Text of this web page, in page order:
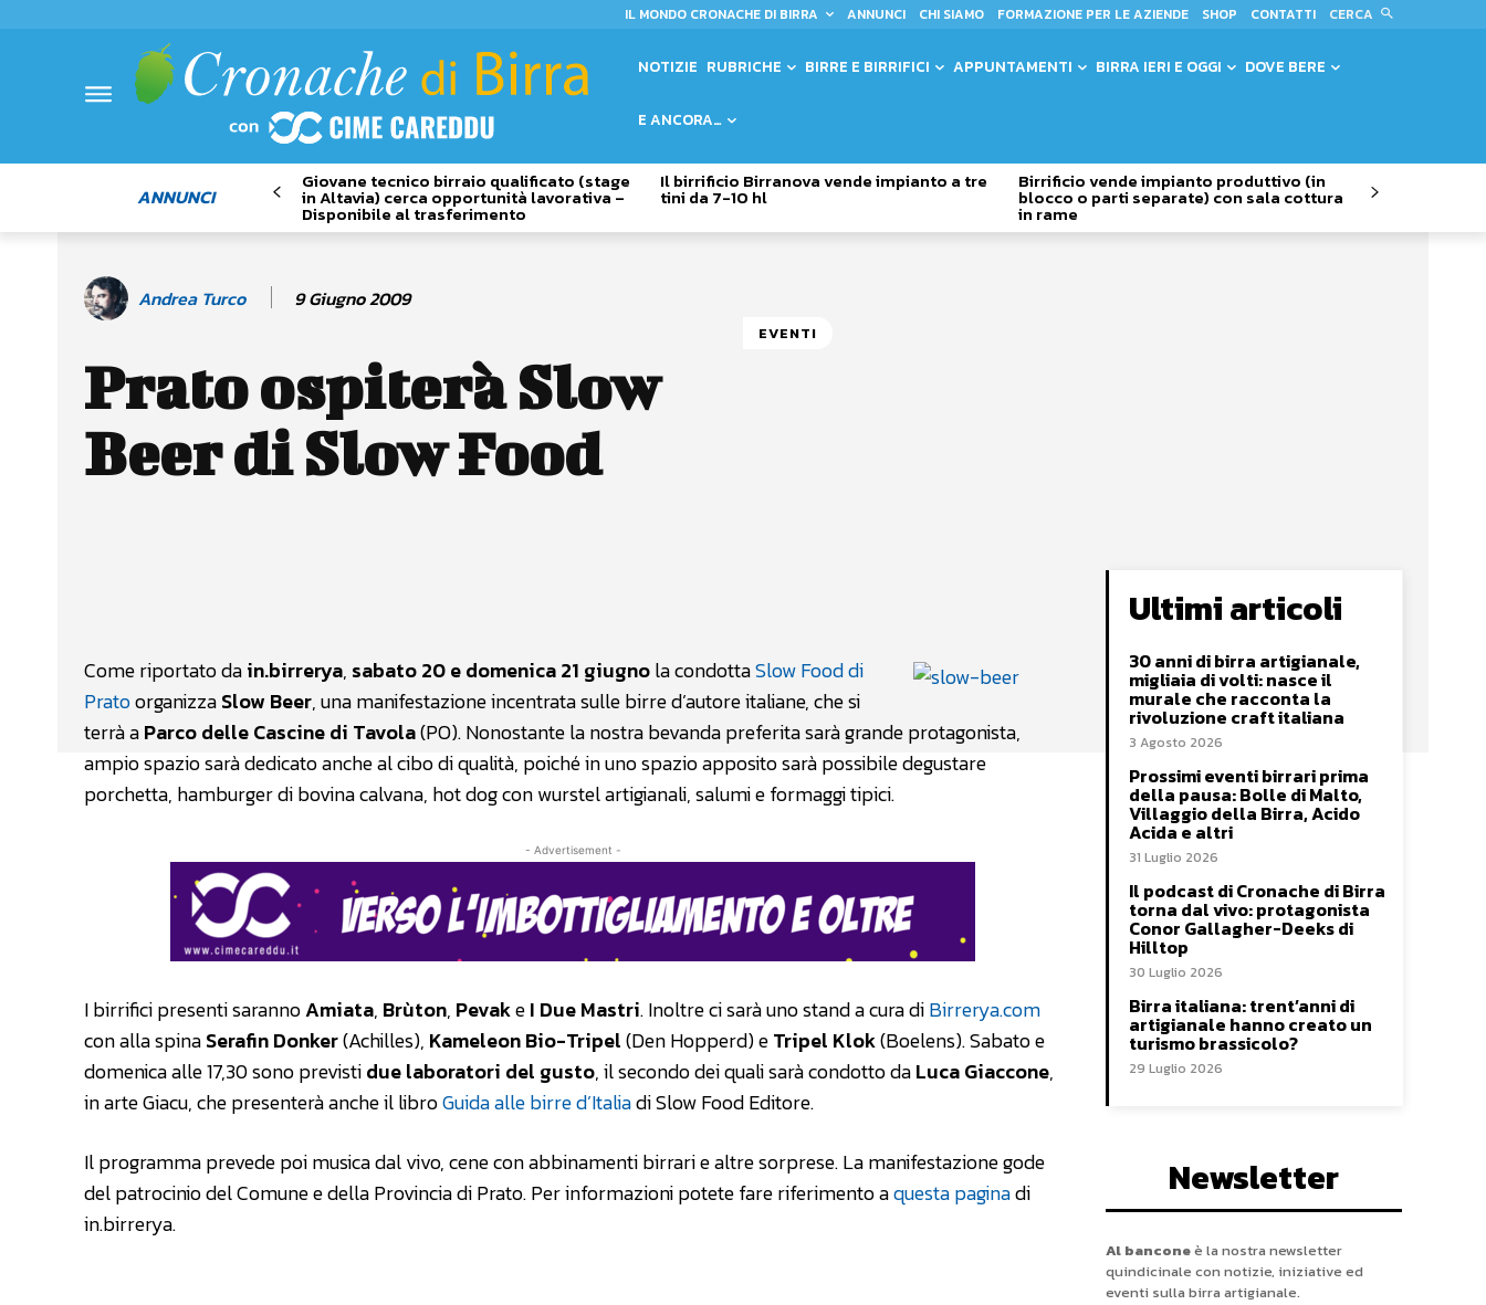
IL MONDO CRONACHE DI BIRRA ANNUNCI CHI SIAMO FORMAZIONE PER LE AZIENDE SHOP CONTATTI CERCA
NOTIZIE RUBRICHE BIRRE E BIRRIFICI APPUNTAMENTI BIRRA IERI E OGGI DOVE BERE
E ANCORA…
ANNUNCI
Giovane tecnico birraio qualificato (stage
in Altavia) cerca opportunità lavorativa –
Disponibile al trasferimento
Il birrificio Birranova vende impianto a tre
tini da 7-10 hl
Birrificio vende impianto produttivo (in
blocco o parti separate) con sala cottura
in rame
Andrea Turco 9 Giugno 2009
Prato ospiterà Slow
Beer di Slow Food
EVENTI
Come riportato dain.birrerya, sabato 20 e domenica 21 giugnola condottaSlow Food di
PratoorganizzaSlow Beer, una manifestazione incentrata sulle birre d’autore italiane, che si
terrà aParco delle Cascine di Tavola(PO). Nonostante la nostra bevanda preferita sarà grande protagonista,
ampio spazio sarà dedicato anche al cibo di qualità, poiché in uno spazio apposito sarà possibile degustare
porchetta, hamburger di bovina calvana, hot dog con wurstel artigianali, salumi e formaggi tipici.
- Advertisement -
I birrifici presenti sarannoAmiata, Brùton, PevakeI Due Mastri. Inoltre ci sarà uno stand a cura diBirrerya.com
con alla spinaSerafin Donker(Achilles), Kameleon Bio-Tripel(Den Hopperd) eTripel Klok(Boelens). Sabato e
domenica alle 17,30 sono previstidue laboratori del gusto, il secondo dei quali sarà condotto daLuca Giaccone,
in arte Giacu, che presenterà anche il libroGuida alle birre d’Italiadi Slow Food Editore.
Il programma prevede poi musica dal vivo, cene con abbinamenti birrari e altre sorprese. La manifestazione gode
del patrocinio del Comune e della Provincia di Prato. Per informazioni potete fare riferimento aquesta paginadi
in.birrerya.
Ultimi articoli
30 anni di birra artigianale,
migliaia di volti: nasce il
murale che racconta la
rivoluzione craft italiana
3 Agosto 2026
Prossimi eventi birrari prima
della pausa: Bolle di Malto,
Villaggio della Birra, Acido
Acida e altri
31 Luglio 2026
Il podcast di Cronache di Birra
torna dal vivo: protagonista
Conor Gallagher-Deeks di
Hilltop
30 Luglio 2026
Birra italiana: trent’anni di
artigianale hanno creato un
turismo brassicolo?
29 Luglio 2026
Newsletter
Al banconeè la nostra newsletter
quindicinale con notizie, iniziative ed
eventi sulla birra artigianale.